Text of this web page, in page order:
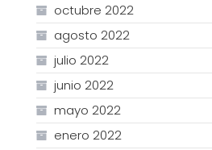
octubre 2022
agosto 2022
julio 2022
junio 2022
mayo 2022
enero 2022